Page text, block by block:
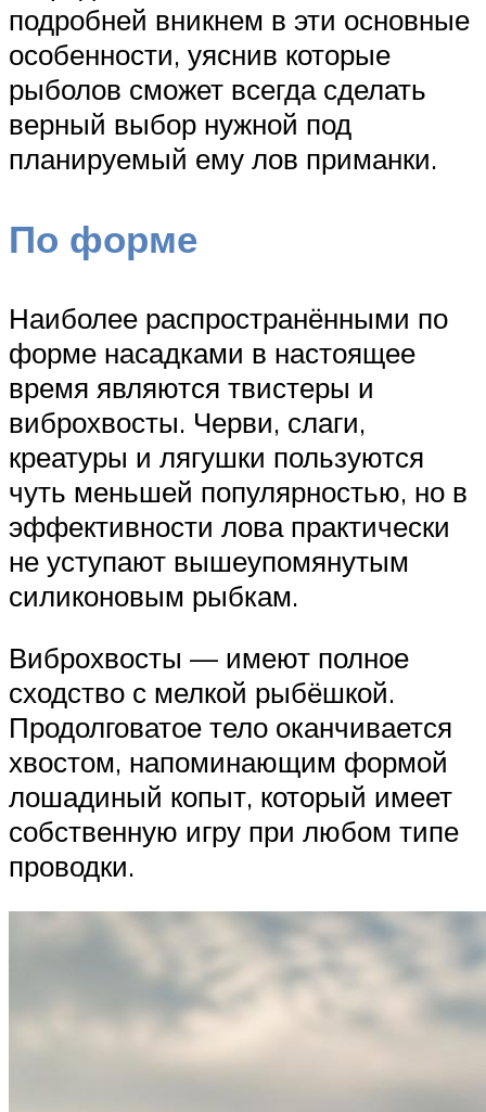
подробней вникнем в эти основные
особенности, уяснив которые
рыболов сможет всегда сделать
верный выбор нужной под
планируемый ему лов приманки.
По форме
Наиболее распространёнными по
форме насадками в настоящее
время являются твистеры и
виброхвосты. Черви, слаги,
креатуры и лягушки пользуются
чуть меньшей популярностью, но в
эффективности лова практически
не уступают вышеупомянутым
силиконовым рыбкам.
Виброхвосты — имеют полное
сходство с мелкой рыбёшкой.
Продолговатое тело оканчивается
хвостом, напоминающим формой
лошадиный копыт, который имеет
собственную игру при любом типе
проводки.